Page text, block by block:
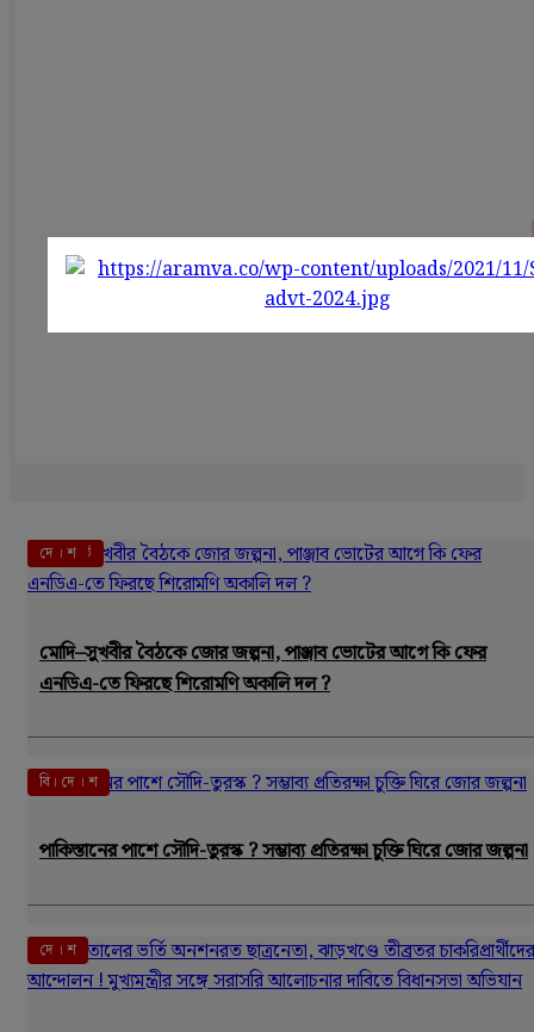
এই মুহূর্তে
দে । শ
মোদি–সুখবীর বৈঠকে জোর জল্পনা, পাঞ্জাব ভোটের আগে কি ফের
এনডিএ-তে ফিরছে শিরোমণি অকালি দল ?
বি। দে । শ
পাকিস্তানের পাশে সৌদি-তুরস্ক ? সম্ভাব্য প্রতিরক্ষা চুক্তি ঘিরে জোর জল্পনা
দে । শ